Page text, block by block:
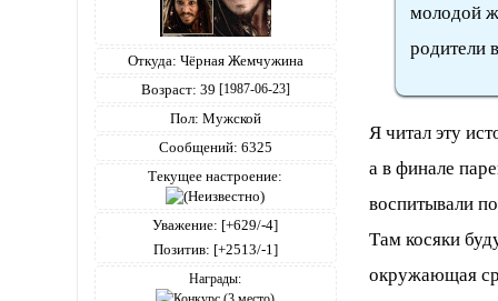
Откуда: Чёрная Жемчужина
Возраст: 39 [1987-06-23]
Пол: Мужской
Сообщений: 6325
Текущее настроение:
Уважение: [+629/-4]
Позитив: [+2513/-1]
Награды:
молодой
родители
Я читал эту
а в финале
воспитывали
Там косяки
окружающая